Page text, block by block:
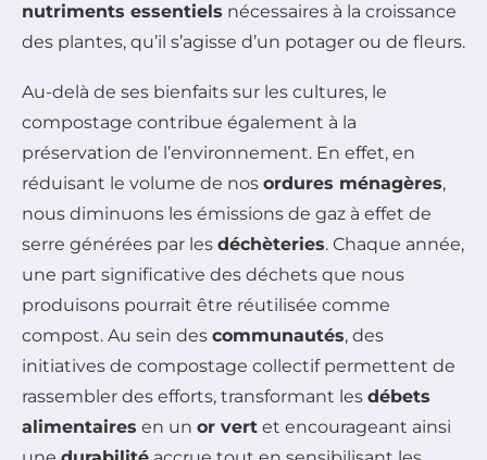
nutriments essentiels nécessaires à la croissance
des plantes, qu’il s’agisse d’un potager ou de fleurs.
Au-delà de ses bienfaits sur les cultures, le
compostage contribue également à la
préservation de l’environnement. En effet, en
réduisant le volume de nos ordures ménagères,
nous diminuons les émissions de gaz à effet de
serre générées par les déchèteries. Chaque année,
une part significative des déchets que nous
produisons pourrait être réutilisée comme
compost. Au sein des communautés, des
initiatives de compostage collectif permettent de
rassembler des efforts, transformant les débets
alimentaires en un or vert et encourageant ainsi